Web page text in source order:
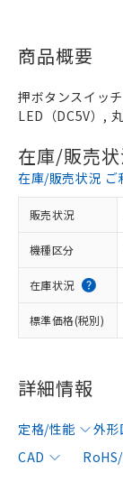
商品概要
押ボタンスイッ
LED（DC5V）,
在庫/販売
在庫/販売状況 ご
販売状況
機種区分
在庫状況
標準価格(税別)
詳細情報
定格/性能 外形
CAD